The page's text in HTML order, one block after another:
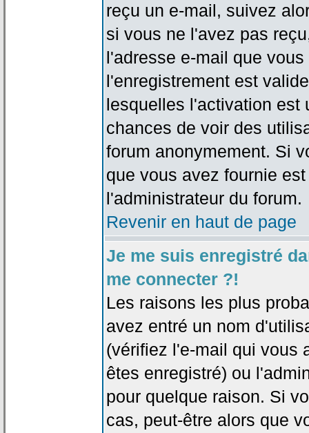
reçu un e-mail, suivez
si vous ne l'avez pas
l'adresse e-mail que
l'enregistrement est
lesquelles l'activation est
chances de voir des
forum anonymement. Si
que vous avez fournie
l'administrateur du forum.
Revenir en haut de page
Je me suis enregistré
me connecter ?!
Les raisons les plus
avez entré un nom
(vérifiez l'e-mail qui vous
êtes enregistré) ou
pour quelque raison. Si
cas, peut-être alors que